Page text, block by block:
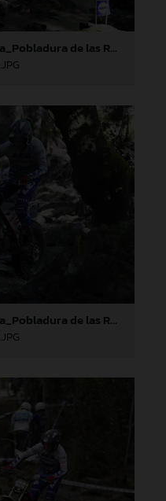
Manuel Panizo_4ª y 5ª Prueba_Pobladura de las Regueras (León)
.JPG
Manuel Panizo_4ª y 5ª Prueba_Pobladura de las Regueras (León)
.JPG